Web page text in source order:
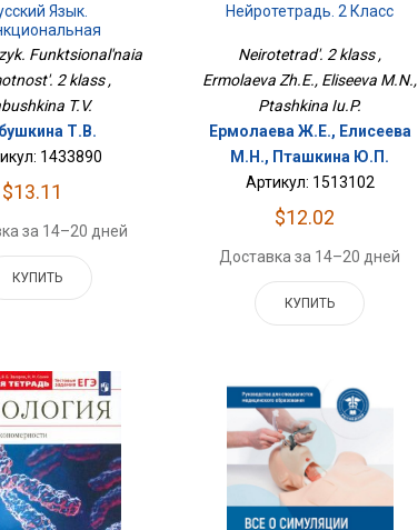
Язык.
2 Класс
Funktsional'naia
2 klass ,
T.V.
Т.В.
1433890
$13.11
за 14–20 дней
КУПИТЬ
Нейротетрадь. 2 Класс
Neirotetrad'. 2 klass ,
Ermolaeva Zh.E., Eliseeva M.N.,
Ptashkina Iu.P.
Ермолаева Ж.Е., Елисеева
М.Н., Пташкина Ю.П.
Артикул: 1513102
$12.02
Доставка за 14–20 дней
КУПИТЬ